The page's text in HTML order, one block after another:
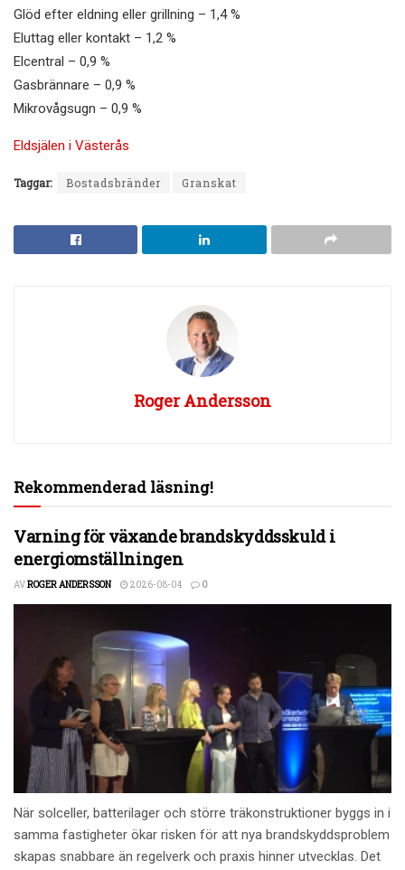
Glöd efter eldning eller grillning – 1,4 %
Eluttag eller kontakt – 1,2 %
Elcentral – 0,9 %
Gasbrännare – 0,9 %
Mikrovågsugn – 0,9 %
Eldsjälen i Västerås
Taggar: Bostadsbränder Granskat
Roger Andersson
Rekommenderad läsning!
Varning för växande brandskyddsskuld i
energiomställningen
AVROGER ANDERSSON 2026-08-04 0
När solceller, batterilager och större träkonstruktioner byggs in i
samma fastigheter ökar risken för att nya brandskyddsproblem
skapas snabbare än regelverk och praxis hinner utvecklas. Det